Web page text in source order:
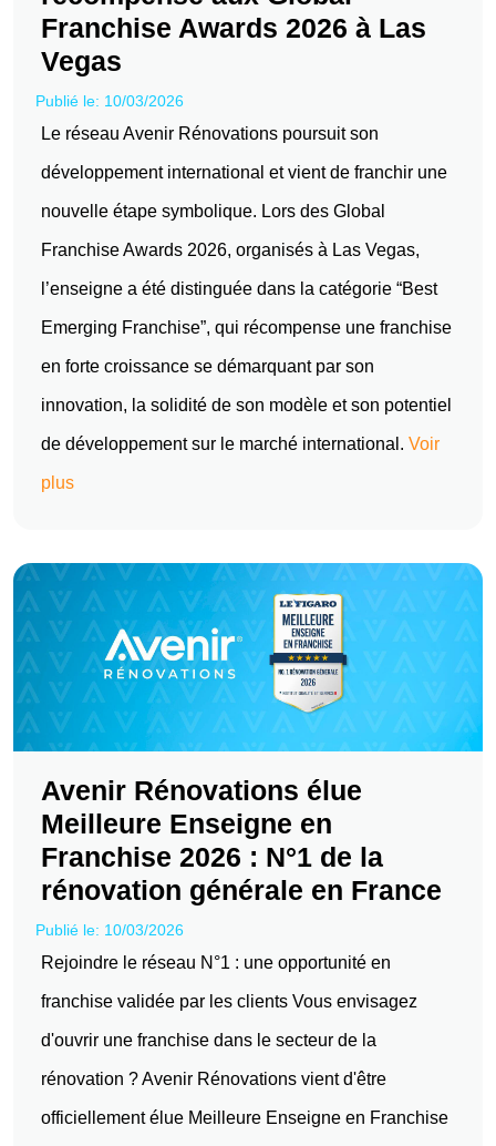
Franchise Awards 2026 à Las
Vegas
Publié le: 10/03/2026
Le réseau Avenir Rénovations poursuit son
développement international et vient de franchir une
nouvelle étape symbolique. Lors des Global
Franchise Awards 2026, organisés à Las Vegas,
l’enseigne a été distinguée dans la catégorie “Best
Emerging Franchise”, qui récompense une franchise
en forte croissance se démarquant par son
innovation, la solidité de son modèle et son potentiel
de développement sur le marché international. Voir
plus
Avenir Rénovations élue
Meilleure Enseigne en
Franchise 2026 : N°1 de la
rénovation générale en France
Publié le: 10/03/2026
Rejoindre le réseau N°1 : une opportunité en
franchise validée par les clients Vous envisagez
d'ouvrir une franchise dans le secteur de la
rénovation ? Avenir Rénovations vient d'être
officiellement élue Meilleure Enseigne en Franchise